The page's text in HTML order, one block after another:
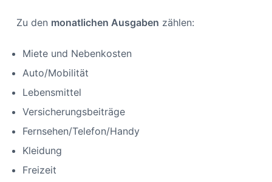
Zu den monatlichen Ausgaben zählen:
Miete und Nebenkosten
Auto/Mobilität
Lebensmittel
Versicherungsbeiträge
Fernsehen/Telefon/Handy
Kleidung
Freizeit